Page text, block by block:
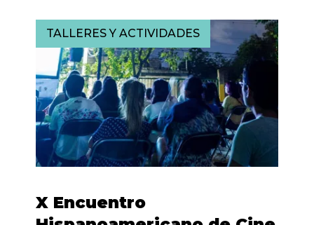
TALLERES Y ACTIVIDADES
X Encuentro